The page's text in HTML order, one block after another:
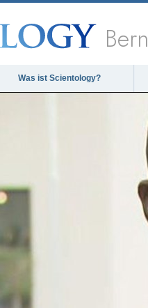
Bern
Was ist Scientology?